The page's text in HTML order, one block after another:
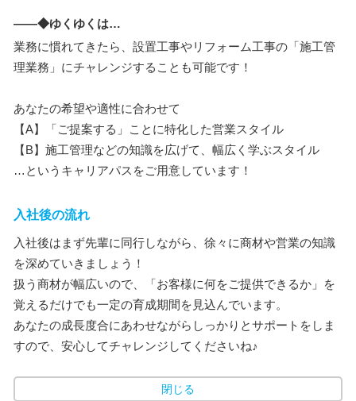
――◆ゆくゆくは…
業務に慣れてきたら、設置工事やリフォーム工事の「施工管
理業務」にチャレンジすることも可能です！
あなたの希望や適性に合わせて
【A】「ご提案する」ことに特化した営業スタイル
【B】施工管理などの知識を広げて、幅広く学ぶスタイル
…というキャリアパスをご用意しています！
入社後の流れ
入社後はまず先輩に同行しながら、徐々に商材や営業の知識
を深めていきましょう！
扱う商材が幅広いので、「お客様に何をご提供できるか」を
覚えるだけでも一定の育成期間を見込んでいます。
あなたの成長度合にあわせながらしっかりとサポートをしま
すので、安心してチャレンジしてくださいね♪
閉じる